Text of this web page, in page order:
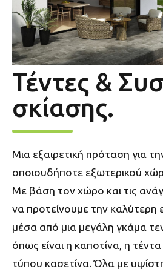
Τέντες &
σκίασης.
Μια εξαιρετική πρόταση για
οποιουδήποτε εξωτερικού
Με βάση τον χώρο και τις
να προτείνουμε την καλύτερη
μέσα από μια μεγάλη γκάμα
όπως είναι η καποτίνα, η
τύπου κασετίνα. Όλα με